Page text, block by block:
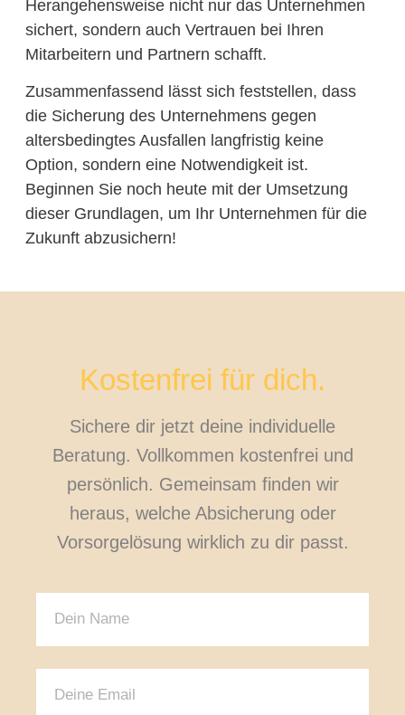
Herangehensweise nicht nur das Unternehmen
sichert, sondern auch Vertrauen bei Ihren
Mitarbeitern und Partnern schafft.
Zusammenfassend lässt sich feststellen, dass
die Sicherung des Unternehmens gegen
altersbedingtes Ausfallen langfristig keine
Option, sondern eine Notwendigkeit ist.
Beginnen Sie noch heute mit der Umsetzung
dieser Grundlagen, um Ihr Unternehmen für die
Zukunft abzusichern!
Kostenfrei für dich.
Sichere dir jetzt deine individuelle
Beratung. Vollkommen kostenfrei und
persönlich. Gemeinsam finden wir
heraus, welche Absicherung oder
Vorsorgelösung wirklich zu dir passt.